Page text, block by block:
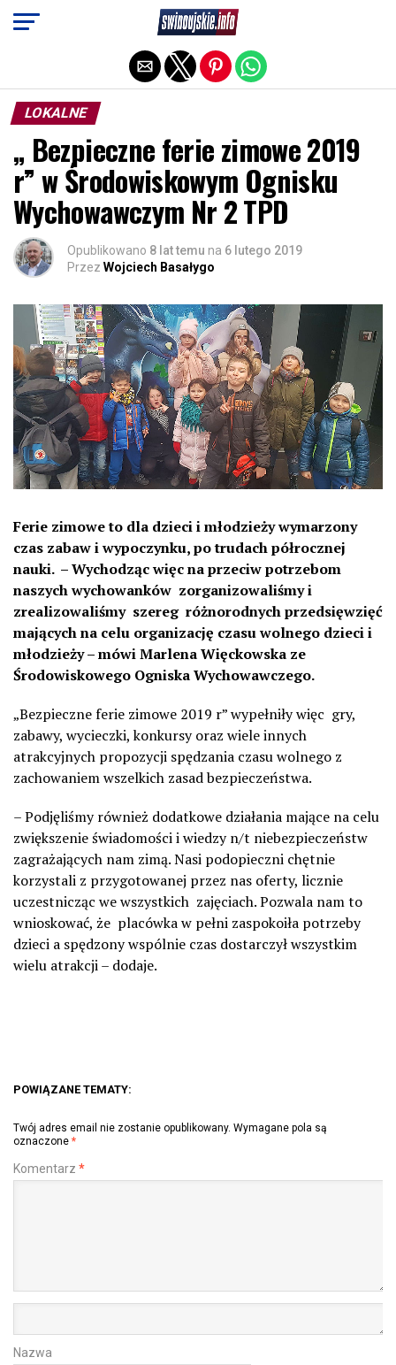
LOKALNE
„ Bezpieczne ferie zimowe 2019
r” w Środowiskowym Ognisku
Wychowawczym Nr 2 TPD
Opublikowano 8 lat temu na 6 lutego 2019
Przez Wojciech Basałygo
Ferie zimowe to dla dzieci i młodzieży wymarzony
czas zabaw i wypoczynku, po trudach półrocznej
nauki.–Wychodząc więc na przeciw potrzebom
naszych wychowanków zorganizowaliśmy i
zrealizowaliśmy szereg różnorodnych przedsięwzięć
mających na celu organizację czasu wolnego dzieci i
młodzieży – mówi Marlena Więckowska ze
Środowiskowego Ogniska Wychowawczego.
„Bezpieczne ferie zimowe 2019 r” wypełniły więc gry,
zabawy, wycieczki, konkursy oraz wiele innych
atrakcyjnych propozycji spędzania czasu wolnego z
zachowaniem wszelkich zasad bezpieczeństwa.
– Podjęliśmy również dodatkowe działania mające na celu
zwiększenie świadomości i wiedzy n/t niebezpieczeństw
zagrażających nam zimą. Nasi podopieczni chętnie
korzystali z przygotowanej przez nas oferty, licznie
uczestnicząc we wszystkich zajęciach. Pozwala nam to
wnioskować, że placówka w pełni zaspokoiła potrzeby
dzieci a spędzony wspólnie czas dostarczył wszystkim
wielu atrakcji – dodaje.
POWIĄZANE TEMATY:
Twój adres email nie zostanie opublikowany. Wymagane pola są
oznaczone *
Komentarz *
Nazwa
Exit mobile version